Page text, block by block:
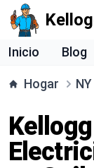
Inicio Blog
Hogar NY